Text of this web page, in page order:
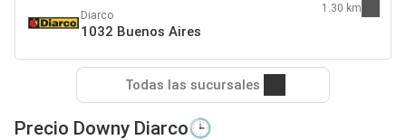
Diarco
1032 Buenos Aires
1.30 km
Todas las sucursales
Precio Downy Diarco🕒